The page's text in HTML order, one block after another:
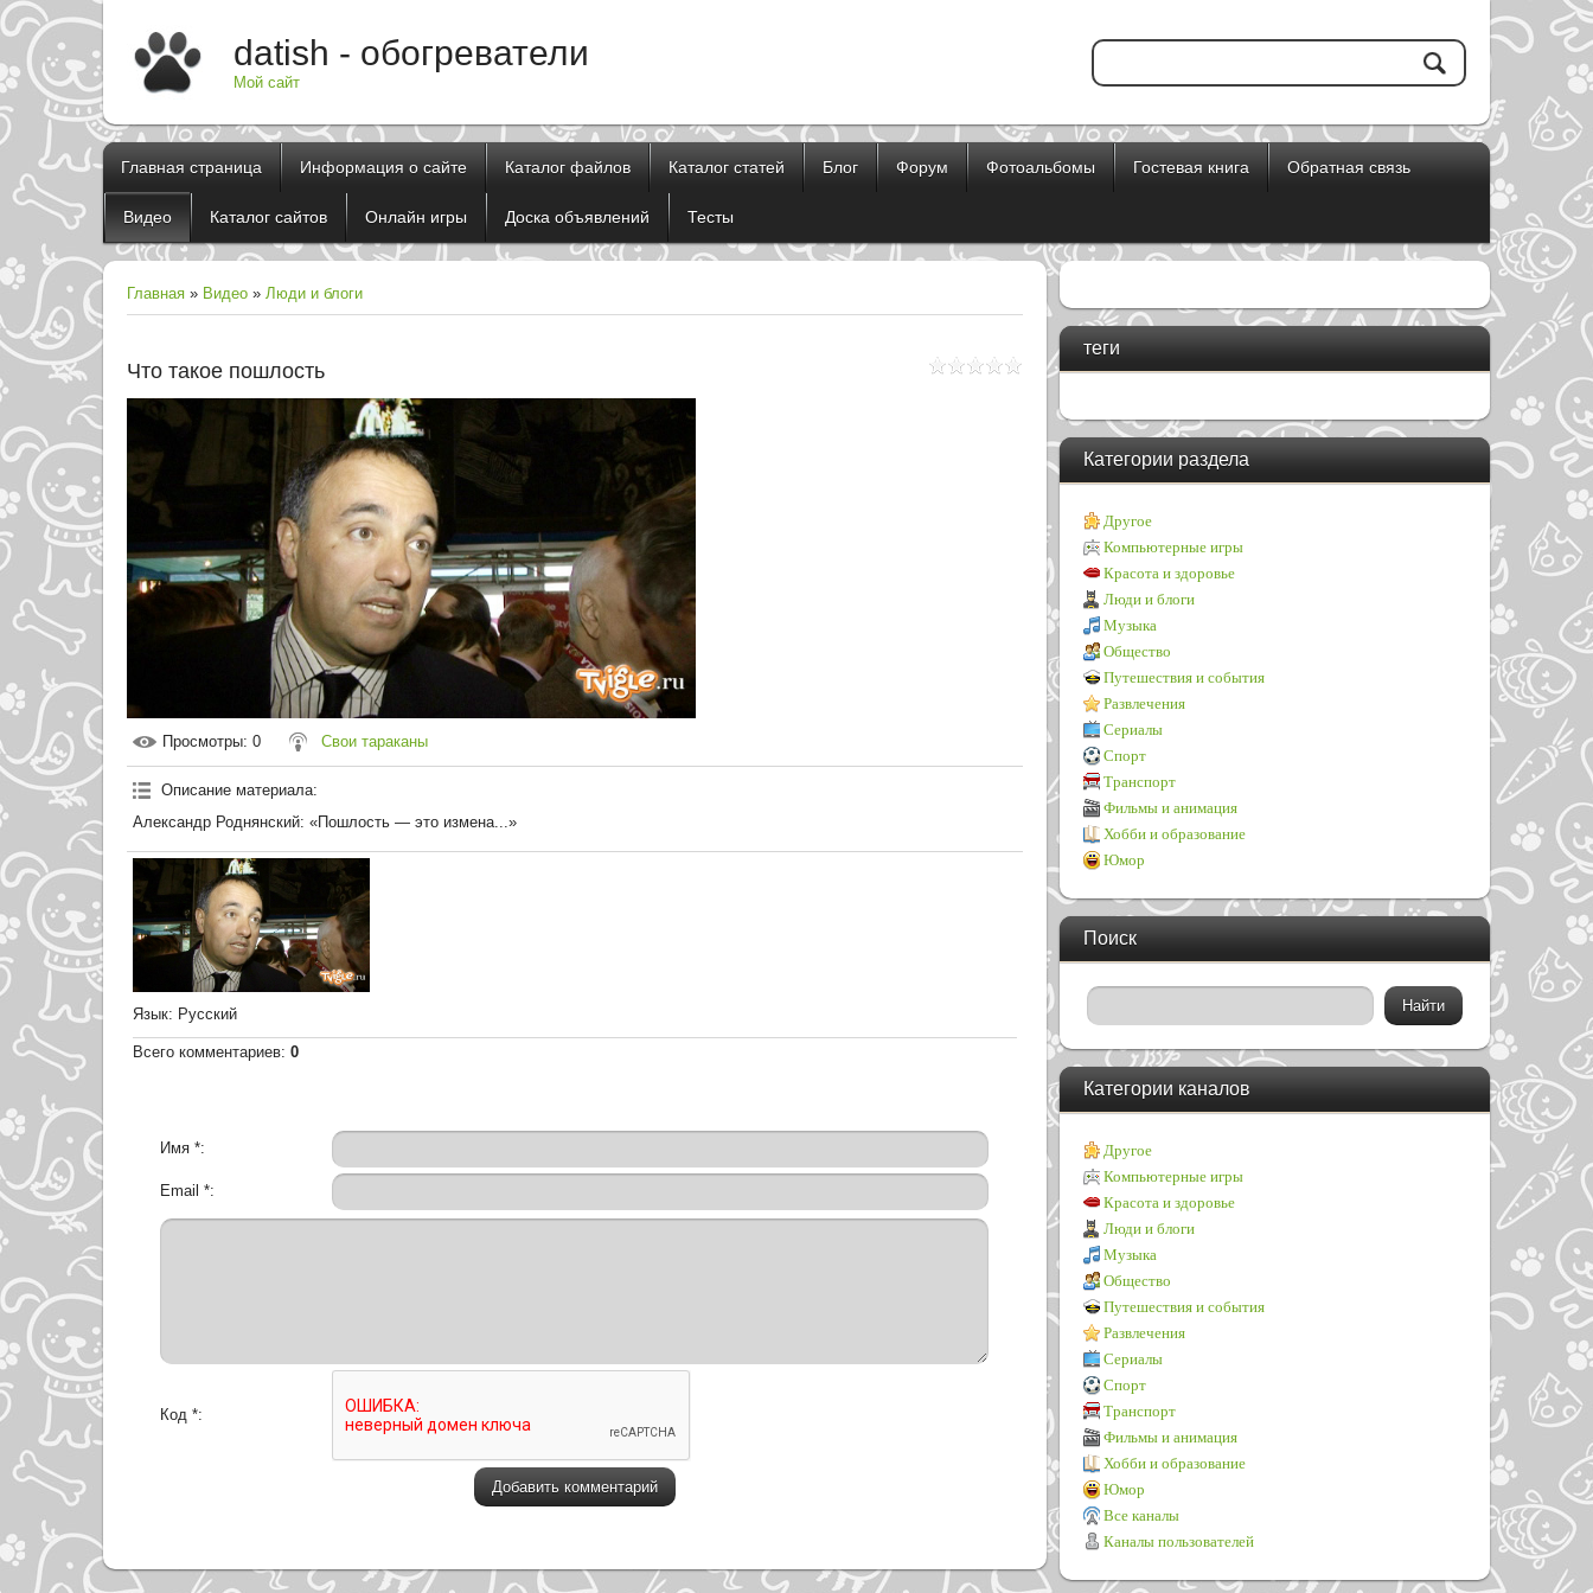
datish - обогреватели
Мой сайт
Главная страница Информация о сайте Каталог файлов Каталог статей Блог Форум Фотоальбомы Гостевая книга Обратная связь
Видео Каталог сайтов Онлайн игры Доска объявлений Тесты
Главная » Видео » Люди и блоги
Что такое пошлость
Просмотры: 0 Свои тараканы
Описание материала:
Александр Роднянский: «Пошлость — это измена...»
Язык: Русский
Всего комментариев: 0
Имя *:
Email *:
Код *:
теги
Категории раздела
Другое
Компьютерные игры
Красота и здоровье
Люди и блоги
Музыка
Общество
Путешествия и события
Развлечения
Сериалы
Спорт
Транспорт
Фильмы и анимация
Хобби и образование
Юмор
Поиск
Категории каналов
Другое
Компьютерные игры
Красота и здоровье
Люди и блоги
Музыка
Общество
Путешествия и события
Развлечения
Сериалы
Спорт
Транспорт
Фильмы и анимация
Хобби и образование
Юмор
Все каналы
Каналы пользователей